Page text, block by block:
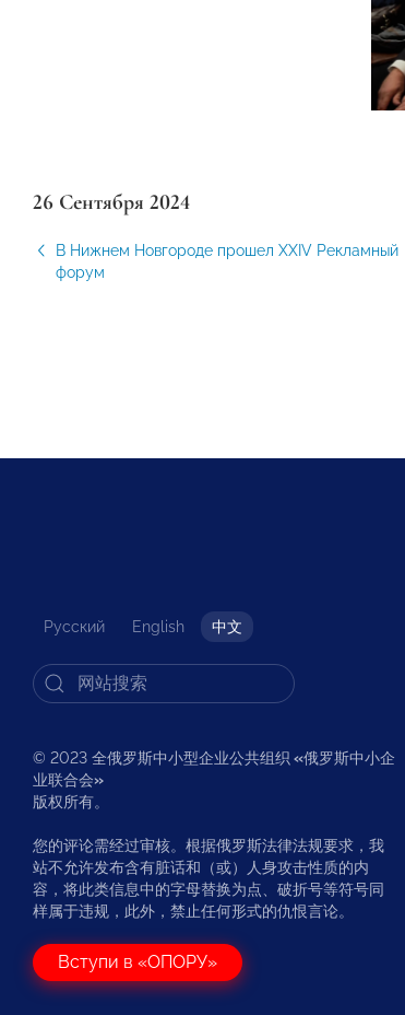
26 Сентября 2024
В Нижнем Новгороде прошел ХХIV Рекламный
форум
Русский English 中文
© 2023 全俄罗斯中小型企业公共组织 «俄罗斯中小企
业联合会»
版权所有。
您的评论需经过审核。根据俄罗斯法律法规要求，我
站不允许发布含有脏话和（或）人身攻击性质的内
容，将此类信息中的字母替换为点、破折号等符号同
样属于违规，此外，禁止任何形式的仇恨言论。
Вступи в «ОПОРУ»